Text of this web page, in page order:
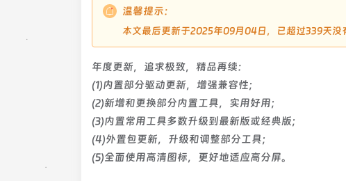
温馨提示：
本文最后更新于2025年09月04日，已超过339天没
年度更新，追求极致，精品再续：
(1)内置部分驱动更新，增强兼容性；
(2)新增和更换部分内置工具，实用好用；
(3)内置常用工具多数升级到最新版或经典版；
(4)外置包更新，升级和调整部分工具；
(5)全面使用高清图标，更好地适应高分屏。